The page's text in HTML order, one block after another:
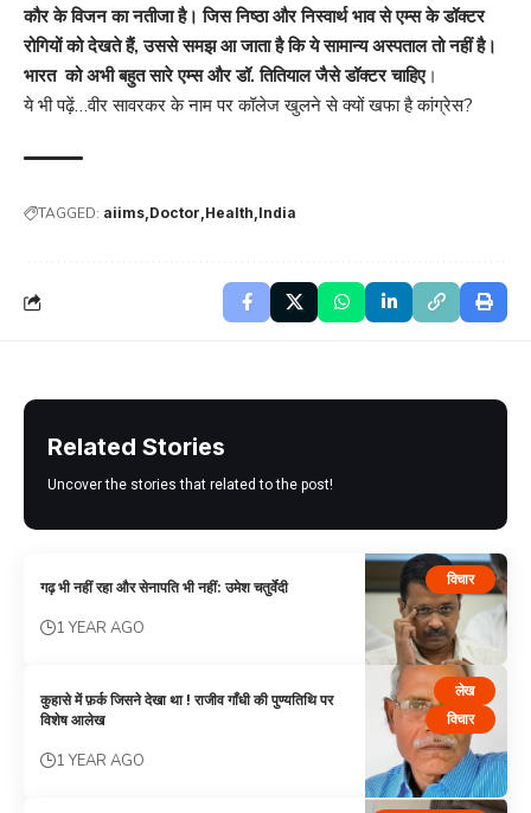
कौर के विजन का नतीजा है। जिस निष्ठा और निस्वार्थ भाव से एम्स के डॉक्टर
रोगियों को देखते हैं,उससे समझ आ जाता है कि ये सामान्य अस्पताल तो नहीं है।
भारत को अभी बहुत सारे एम्स और डॉ. तितियाल जैसे डॉक्टर चाहिए।
ये भी पढ़ें…वीर सावरकर के नाम पर कॉलेज खुलने से क्यों खफा है कांग्रेस?
TAGGED: aiims Doctor Health India
Related Stories
Uncover the stories that related to the post!
विचार
गढ़ भी नहीं रहा और सेनापति भी नहीं: उमेश चतुर्वेदी
1 YEAR AGO
लेख
विचार
कुहासे में फ़र्क जिसने देखा था ! राजीव गाँधी की पुण्यतिथि पर
विशेष आलेख
1 YEAR AGO